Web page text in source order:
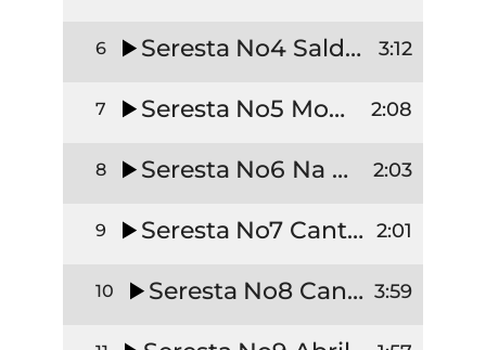
6 Seresta No4 Saldades da Minha Vida 3:12
7 Seresta No5 Modinha 2:08
8 Seresta No6 Na Paz do Outono 2:03
9 Seresta No7 Cantiga do Viúvo 2:01
10 Seresta No8 Canção do Carreiro 3:59